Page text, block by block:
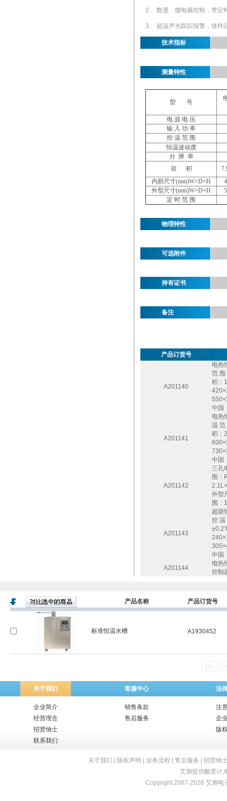
2、 数显、微电脑控制，带定
3、 超温声光跟踪报警，使样
技术指标
测量特性
型 号
电 源 电 压
输 入 功 率
控 温 范 围
恒温波动度
分 辨 率
容
积
内胆尺寸(mm)W×D×H
外型尺寸(mm)W×D×H
定 时 范 围
物理特性
可选附件
持有证书
备注
产品订货号
A201140
电热
范
积：
中国
A201141
电热
温
积：
中国
A201142
三孔
围：
外型
围：
A201143
超级
控
中国
A201144
电热
控制
产品名称 产品订货号
标准恒温水槽 A1930452
|<<
关于我们 客服中心 法
企业简介
经营理念
招贤纳士
联系我们
销售条款
售后服务
注
企
版
关于我们 版权声明 业务流程 售后服务
招贤纳
艾测提供酸度计,
Copyright 2007-2026 艾测电